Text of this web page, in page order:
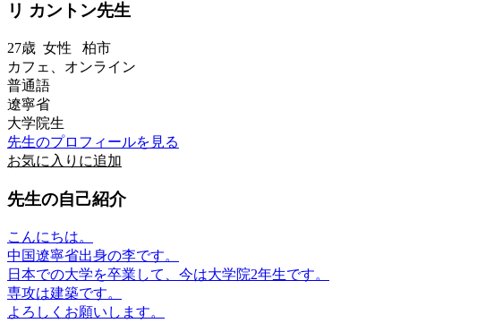
リ カントン先生
27歳 女性 柏市
カフェ、オンライン
普通語
遼寧省
大学院生
先生のプロフィールを見る
お気に入りに追加
先生の自己紹介
こんにちは。
中国遼寧省出身の李です。
日本での大学を卒業して、今は大学院2年生です。
専攻は建築です。
よろしくお願いします。